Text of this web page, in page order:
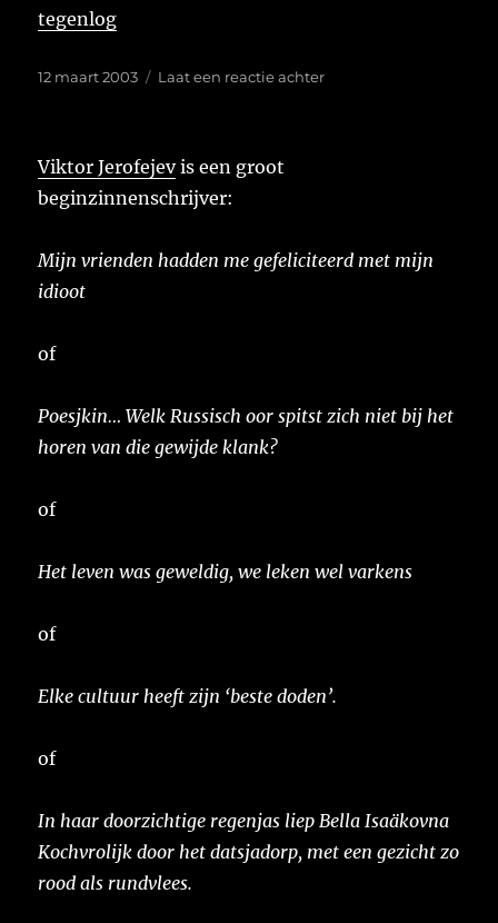
tegenlog
Geplaatst
12 maart 2003 Laat een reactie achterop
Viktor Jerofejevis een groot
beginzinnenschrijver:
Mijn vrienden hadden me gefeliciteerd met mijn
idioot
of
Poesjkin… Welk Russisch oor spitst zich niet bij het
horen van die gewijde klank?
of
Het leven was geweldig, we leken wel varkens
of
Elke cultuur heeft zijn ‘beste doden’.
of
In haar doorzichtige regenjas liep Bella Isaäkovna
Kochvrolijk door het datsjadorp, met een gezicht zo
rood als rundvlees.